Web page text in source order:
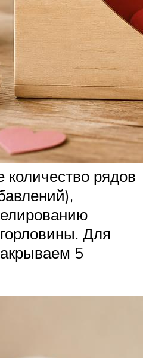
количество рядов
Для
5